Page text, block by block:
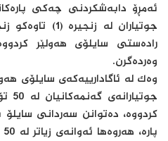
ئەمڕۆ دابەشكردنی چەكی
وەردەگرن.
وەك لە ئاگادارییەكەی سایلۆی
كردووە، دەتوانن سەردانی